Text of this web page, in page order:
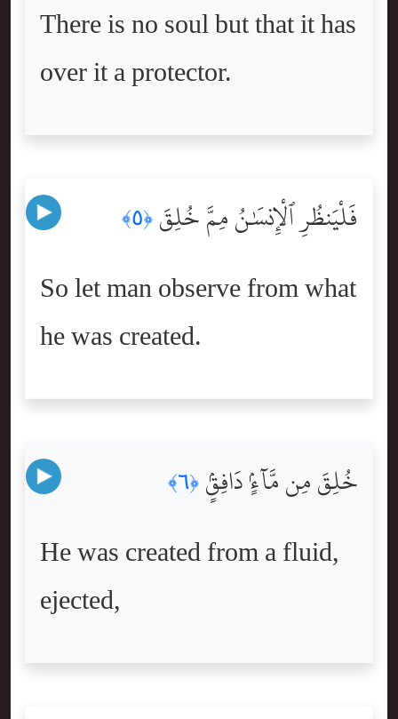
There is no soul but that it has
over it a protector.
فَلْيَنظُرِ ٱلْإِنسَٰنُ مِمَّ خُلِقَ ﴿٥﴾
So let man observe from what
he was created.
خُلِقَ مِن مَّآءٍۢ دَافِقٍۢ ﴿٦﴾
He was created from a fluid,
ejected,